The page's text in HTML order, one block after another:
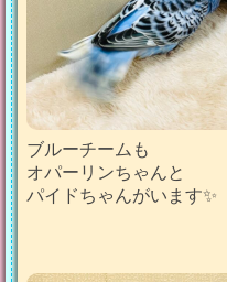
ブルーチームも
オパーリンちゃんと
パイドちゃんがいます✨